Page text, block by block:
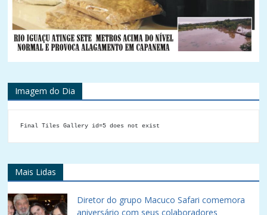
Imagem do Dia
Final Tiles Gallery id=5 does not exist
Mais Lidas
Diretor do grupo Macuco Safari comemora
aniversário com seus colaboradores